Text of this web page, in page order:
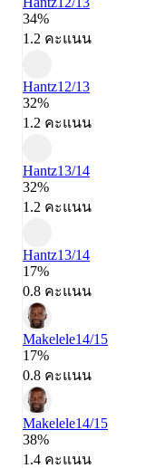
34%
1.2 คะแนน
Hantz12/13
32%
1.2 คะแนน
Hantz13/14
32%
1.2 คะแนน
Hantz13/14
17%
0.8 คะแนน
Makelele14/15
17%
0.8 คะแนน
Makelele14/15
38%
1.4 คะแนน